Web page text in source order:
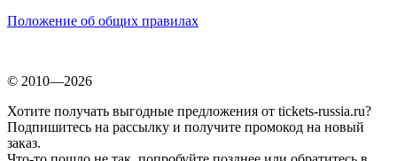
Положение об общих правилах
© 2010—2026
Хотите получать выгодные предложения от tickets-russia.ru?
Подпишитесь на рассылку и получите промокод на новый
заказ.